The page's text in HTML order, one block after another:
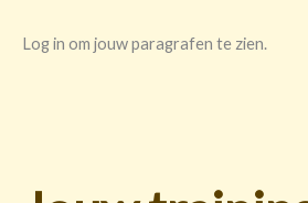
Log in om jouw paragrafen te zien.